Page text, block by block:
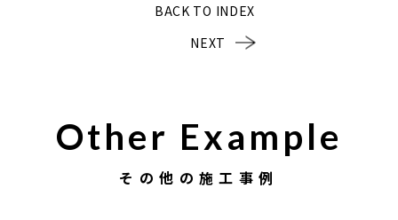
BACK TO INDEX
NEXT
Other Example
その他の施工事例